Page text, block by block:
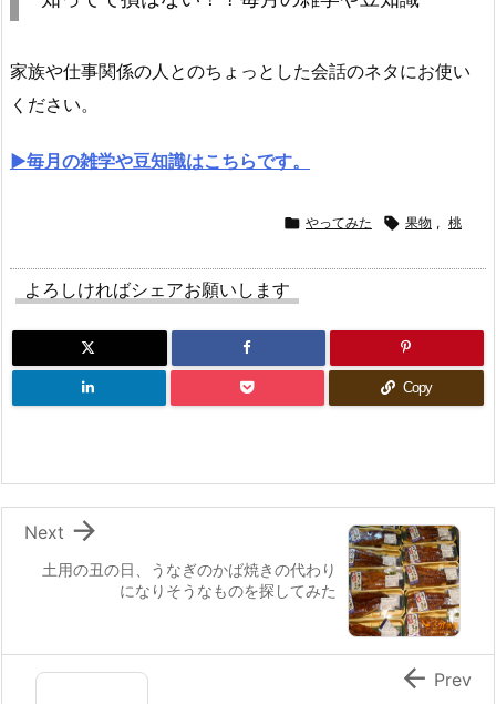
家族や仕事関係の人とのちょっとした会話のネタにお使い
ください。
▶︎毎月の雑学や豆知識はこちらです。
 やってみた  果物 , 桃
よろしければシェアお願いします
Copy
土用の丑の日、うなぎのかば焼きの代わり
になりそうなものを探してみた

Next
 Prev